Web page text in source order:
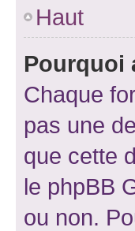
Haut
Pourquoi
Chaque
pas une
que cette
le phpBB
ou non.